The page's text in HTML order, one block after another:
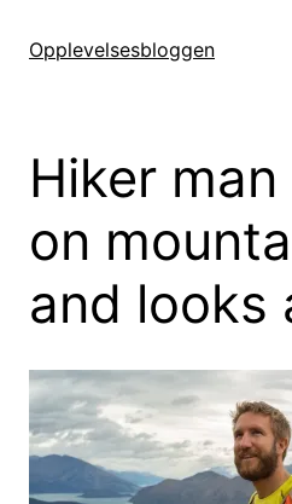
Opplevelsesbloggen
Hiker
on
and looks